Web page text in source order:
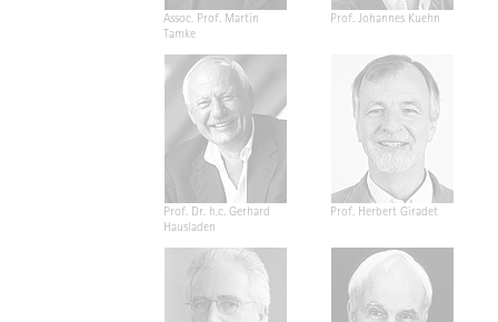
Assoc. Prof. Martin
Tamke
Prof. Johannes Kuehn
Prof. Dr. h.c. Gerhard
Hausladen
Prof. Herbert Giradet